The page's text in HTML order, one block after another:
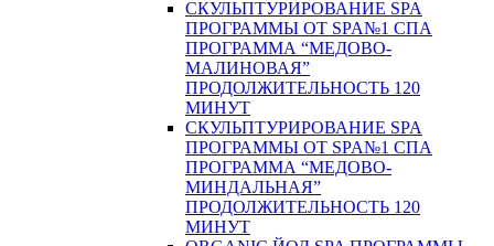
СКУЛЬПТУРИРОВАНИЕ SPA
ПРОГРАММЫ ОТ SPA№1 СПА
ПРОГРАММА “МЕДОВО-
МАЛИНОВАЯ”
ПРОДОЛЖИТЕЛЬНОСТЬ 120
МИНУТ
СКУЛЬПТУРИРОВАНИЕ SPA
ПРОГРАММЫ ОТ SPA№1 СПА
ПРОГРАММА “МЕДОВО-
МИНДАЛЬНАЯ”
ПРОДОЛЖИТЕЛЬНОСТЬ 120
МИНУТ